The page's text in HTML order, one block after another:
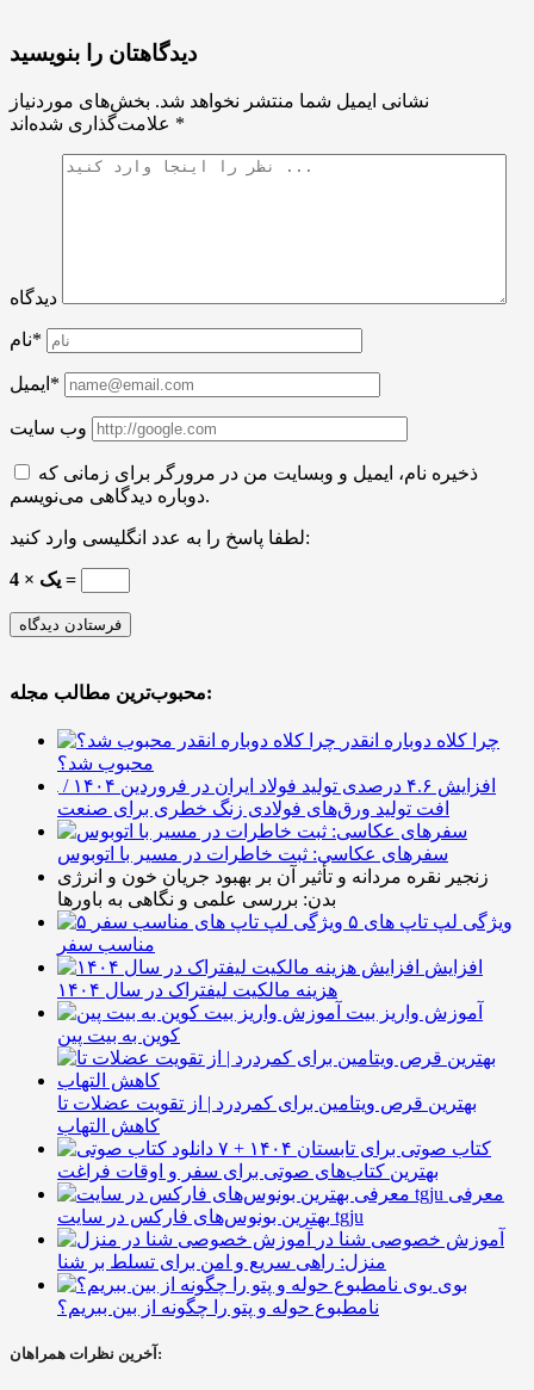
دیدگاهتان را بنویسید
نشانی ایمیل شما منتشر نخواهد شد. بخش‌های موردنیاز
*
دیدگاه
نام*
ایمیل*
وب سایت
ذخیره نام، ایمیل و وبسایت من در مرورگر برای زمانی که
دوباره دیدگاهی می‌نویسم.
لطفا پاسخ را به عدد انگلیسی وارد کنید:
یک × 4 =
محبوب‌ترین مطالب مجله:
چرا کلاه دوباره انقدر
محبوب شد؟
افزایش ۴.۶ درصدی تولید فولاد ایران در فروردین ۱۴۰۴ /
افت تولید ورق‌های فولادی زنگ خطری برای صنعت
سفرهای عکاسی: ثبت خاطرات در مسیر با اتوبوس
زنجیر نقره مردانه و تأثیر آن بر بهبود جریان خون و انرژی
بدن: بررسی علمی و نگاهی به باورها
۵ ویژگی لپ تاپ های
مناسب سفر
افزایش
هزینه مالکیت لیفتراک در سال ۱۴۰۴
آموزش واریز بیت
کوین به بیت پین
بهترین قرص ویتامین برای کمردرد | از تقویت عضلات تا
کاهش التهاب
۷ کتاب صوتی برای تابستان ۱۴۰۴ +
بهترین کتاب‌های صوتی برای سفر و اوقات فراغت
معرفی
بهترین بونوس‌های فارکس در سایت tgju
آموزش خصوصی شنا در
منزل: راهی سریع و امن برای تسلط بر شنا
بوی
نامطبوع حوله و پتو را چگونه از بین ببریم؟
آخرین نظرات همراهان: